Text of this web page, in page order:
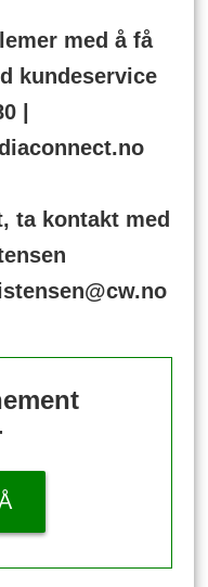
med å få
kundeservice
|
ta kontakt med